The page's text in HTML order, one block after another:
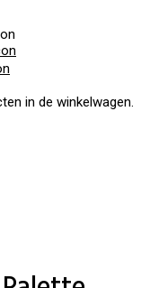
in de winkelwagen.